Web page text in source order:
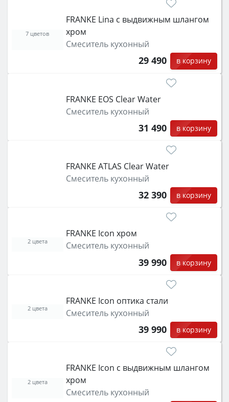
FRANKE Lina с выдвижным шлангом
хром
Смеситель кухонный
29 490 в корзину
7 цветов
FRANKE EOS Clear Water
Смеситель кухонный
31 490 в корзину
FRANKE ATLAS Clear Water
Смеситель кухонный
32 390 в корзину
FRANKE Icon хром
Смеситель кухонный
39 990 в корзину
2 цвета
FRANKE Icon оптика стали
Смеситель кухонный
39 990 в корзину
2 цвета
FRANKE Icon с выдвижным шлангом
хром
Смеситель кухонный
2 цвета